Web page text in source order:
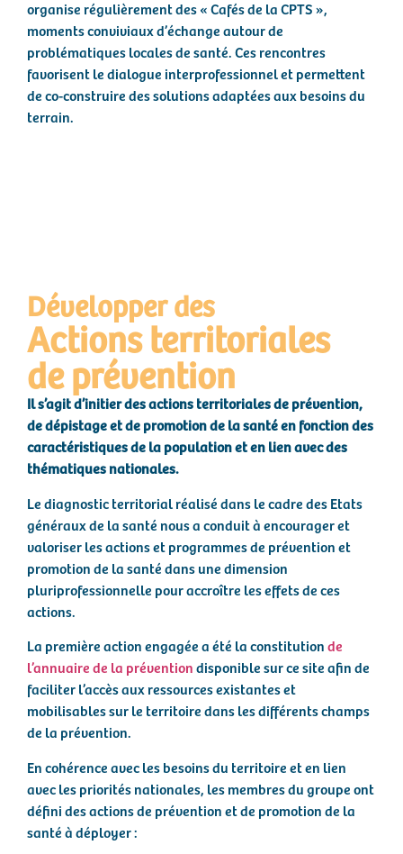
organise régulièrement des « Cafés de la CPTS »,
moments conviviaux d’échange autour de
problématiques locales de santé. Ces rencontres
favorisent le dialogue interprofessionnel et permettent
de co-construire des solutions adaptées aux besoins du
terrain.
Développer des
Actions territoriales
de prévention
Il s’agit d’initier des actions territoriales de prévention,
de dépistage et de promotion de la santé en fonction des
caractéristiques de la population et en lien avec des
thématiques nationales.
Le diagnostic territorial réalisé dans le cadre des Etats
généraux de la santé nous a conduit àencourager et
valoriser les actions et programmes de prévention et
promotion de la santé dans une dimension
pluriprofessionnelle pour accroître les effets de ces
actions.
La première action engagée a été la constitutionde
l’annuaire de la préventiondisponible sur ce site afin de
faciliter l’accès aux ressources existantes et
mobilisables sur le territoire dans les différents champs
de la prévention.
En cohérence avec les besoins du territoire et en lien
avec les priorités nationales, les membres du groupe ont
défini des actions de prévention et de promotion de la
santé à déployer :